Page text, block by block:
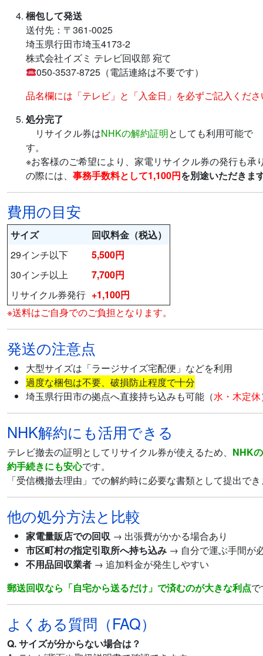
梱包して発送
送付先：〒361-0025
埼玉県行田市埼玉4173-2
株式会社イズミ テレビ回収部 宛て
050-3537-8725（電話連絡は不要です）
品名欄には「テレビ」と「入金日」を必ずご記入くだ
処分完了
リサイクル券はNHKの解約証明としても利用可能で
す
※お客様のご希望により、家電リサイクル券の発行も承
の際には、 事務手数料として1,100円を別途いただきま
費用の目安
サイズ
回収料金（税込）
29インチ以下
5,500円
30インチ以上
7,700円
リサイクル券発行 +1,100円
※送料はご自身でのご負担となります。
発送の注意点
大型サイズは「ラージサイズ宅配便」などを利用
過度な梱包は不要、破損防止程度で十分
埼玉県行田市の拠点へ直接持ち込みも可能（水・木定休
NHK解約にも活用できる
テレビ撤去の証明としてリサイクル券が使えるため、 NHK
約手続きにも安心です。
「受信機撤去理由」での解約時に必要な書類として提出で
他の処分方法と比較
家電量販店での回収 → 出張費がかかる場合あり
市区町村の指定引取所へ持ち込み → 自分で運ぶ手間が
不用品回収業者 → 追加料金が発生しやすい
郵送回収なら「自宅から送るだけ」で済むのが大きな利点
よくある質問（FAQ）
Q. サイズが分からない場合は？